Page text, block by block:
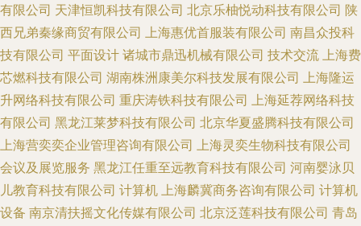
有限公司 天津恒凯科技有限公司 北京乐柚悦动科技有限公司 陕
西兄弟秦缘商贸有限公司
上海惠优首服装有限公司 南昌众投科
技有限公司 平面设计 诸城市鼎迅机械有限公司 技术交流
上海费
芯燃科技有限公司 湖南株洲康美尔科技发展有限公司
上海隆运
升网络科技有限公司 重庆涛铁科技有限公司
上海延荐网络科技
有限公司 黑龙江莱梦科技有限公司 北京华夏盛腾科技有限公司
上海营奕奕企业管理咨询有限公司
上海灵奕生物科技有限公司
会议及展览服务 黑龙江任重至远教育科技有限公司 河南婴泳贝
儿教育科技有限公司 计算机 上海麟冀商务咨询有限公司 计算机
设备 南京清扶摇文化传媒有限公司 北京泛莲科技有限公司 青岛